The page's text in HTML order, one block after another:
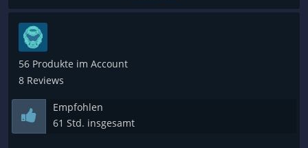
56 Produkte im Account
8 Reviews
Empfohlen
61 Std. insgesamt